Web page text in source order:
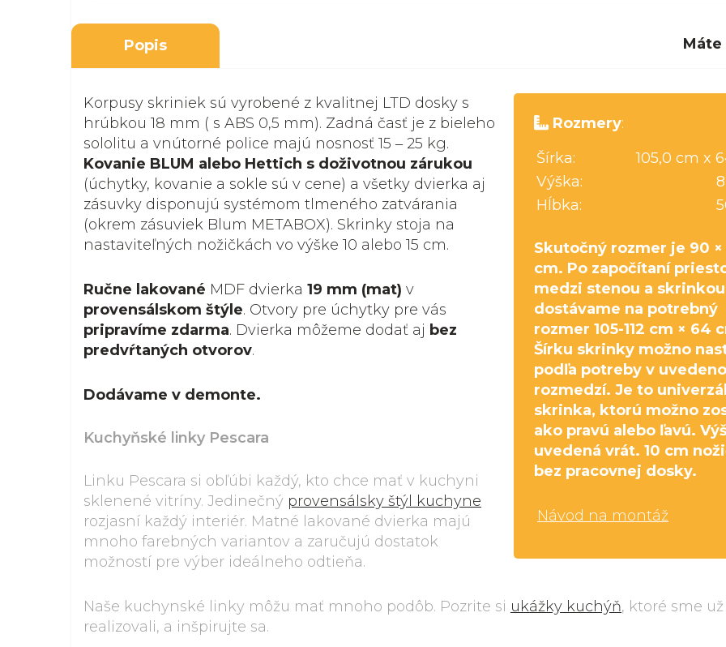
Popis
Rozmery:
Šírka:
105,0 cm x
Výška:
Hĺbka:
Skutočný rozmer je 90 ×
cm. Po započítaní
medzi stenou a
dostávame na potrebný
rozmer 105-112 cm × 64
Šírku skrinky možno
podľa potreby v
rozmedzí. Je to
skrinka, ktorú možno
ako pravú alebo ľavú.
uvedená vrát. 10 cm
bez pracovnej dosky.
Návod na montáž
Korpusy skriniek sú vyrobené z kvalitnej LTD dosky s
hrúbkou 18 mm ( s ABS 0,5 mm). Zadná časť je z bieleho
sololitu a vnútorné police majú nosnosť 15 ‒ 25 kg.
Kovanie BLUM alebo Hettich s doživotnou zárukou
(úchytky, kovanie a sokle sú v cene) a všetky dvierka aj
zásuvky disponujú systémom tlmeného zatvárania
(okrem zásuviek Blum METABOX). Skrinky stoja na
nastaviteľných nožičkách vo výške 10 alebo 15 cm.
Ručne lakované MDF dvierka 19 mm (mat) v
provensálskom štýle. Otvory pre úchytky pre vás
pripravíme zdarma. Dvierka môžeme dodať aj bez
predvŕtaných otvorov.
Dodávame v demonte.
Kuchyňské linky Pescara
Linku Pescara si obľúbi každý, kto chce mať v kuchyni
sklenené vitríny. Jedinečný provensálsky štýl kuchyne
rozjasní každý interiér. Matné lakované dvierka majú
mnoho farebných variantov a zaručujú dostatok
možností pre výber ideálneho odtieňa.
Naše kuchynské linky môžu mať mnoho podôb. Pozrite si ukážky kuchýň, ktoré sme už
realizovali, a inšpirujte sa.